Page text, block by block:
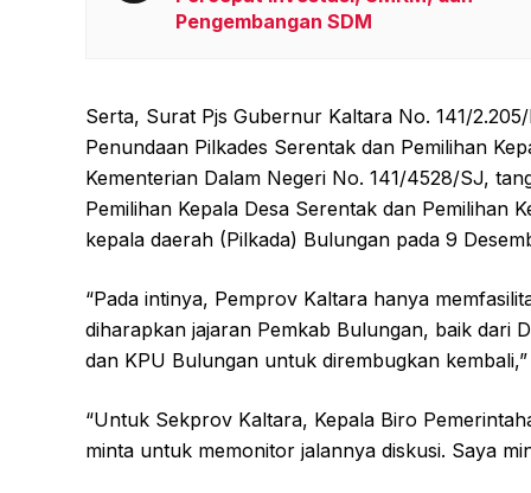
Pengembangan SDM
Serta, Surat Pjs Gubernur Kaltara No. 141/
Penundaan Pilkades Serentak dan Pemilihan
Kementerian Dalam Negeri No. 141/4528/SJ,
Pemilihan Kepala Desa Serentak dan Pemilihan
kepala daerah (Pilkada) Bulungan pada 9
“Pada intinya, Pemprov Kaltara hanya
diharapkan jajaran Pemkab Bulungan, baik dari
dan KPU Bulungan untuk dirembugkan
“Untuk Sekprov Kaltara, Kepala Biro
minta untuk memonitor jalannya diskusi. Saya